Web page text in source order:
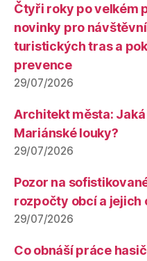
Čtyři roky po velkém
novinky pro
turistických tras a
prevence
29/07/2026
Architekt města:
Mariánské louky?
29/07/2026
Pozor na
rozpočty obcí a jejich
29/07/2026
Co obnáší práce